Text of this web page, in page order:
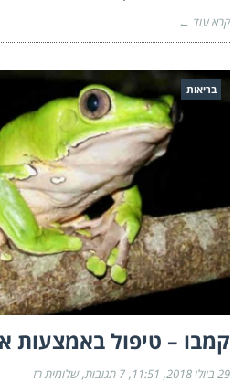
קרא עוד ←
בריאות
קמבו – טיפול באמצעות
29 ביולי 2018 11:51 7 תגובות
שלומית רז